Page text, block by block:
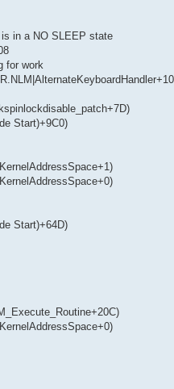
is in a NO SLEEP state
for work
Start)+9C0)
Start)+64D)